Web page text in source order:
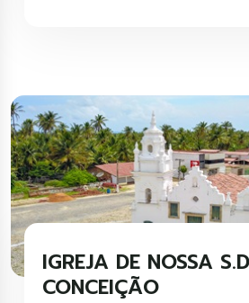
IGREJA DE NOSSA
CONCEIÇÃO